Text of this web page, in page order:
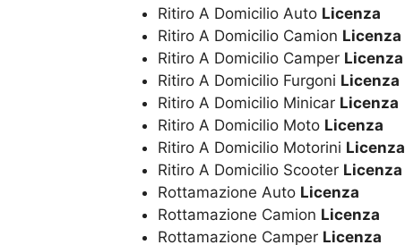
Ritiro A Domicilio Auto Licenza
Ritiro A Domicilio Camion Licenza
Ritiro A Domicilio Camper Licenza
Ritiro A Domicilio Furgoni Licenza
Ritiro A Domicilio Minicar Licenza
Ritiro A Domicilio Moto Licenza
Ritiro A Domicilio Motorini Licenza
Ritiro A Domicilio Scooter Licenza
Rottamazione Auto Licenza
Rottamazione Camion Licenza
Rottamazione Camper Licenza